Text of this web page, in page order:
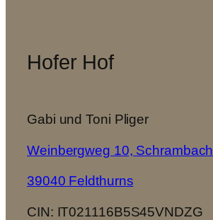
Hofer Hof
Gabi und Toni Pliger
Weinbergweg 10, Schrambach
39040 Feldthurns
CIN: IT021116B5S45VNDZG